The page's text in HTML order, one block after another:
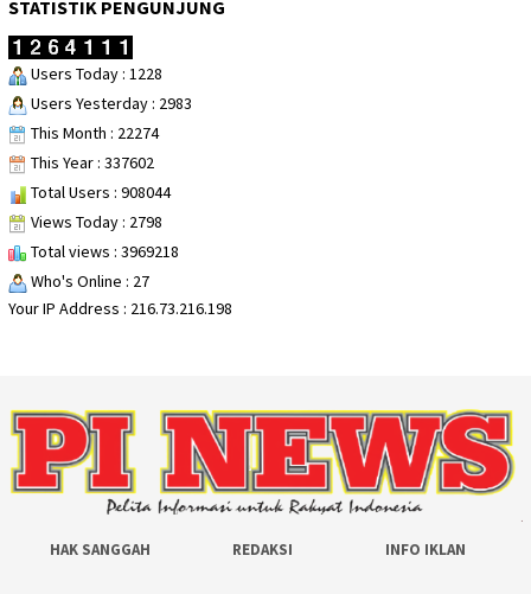
STATISTIK PENGUNJUNG
Users Today : 1228
Users Yesterday : 2983
This Month : 22274
This Year : 337602
Total Users : 908044
Views Today : 2798
Total views : 3969218
Who's Online : 27
Your IP Address : 216.73.216.198
HAK SANGGAH REDAKSI INFO IKLAN